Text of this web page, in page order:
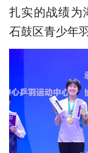
扎实的战绩为
石鼓区青少年